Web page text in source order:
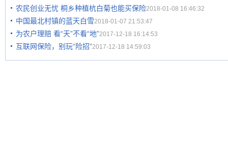
农民创业无忧 桐乡种植杭白菊也能买保险2018-01-08 16:46:32
中国最北村镇的蓝天白雪2018-01-07 21:53:47
为农户理赔 看“天”不看“地”2017-12-18 16:14:53
互联网保险，别玩“险招”2017-12-18 14:59:03